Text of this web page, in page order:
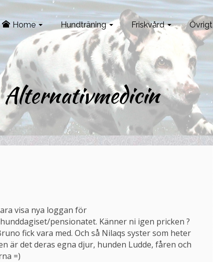
Home Hundträning Friskvård Övrigt
Alternativmedicin
visa nya loggan för
pensionatet. Känner ni igen pricken ?
fick vara med. Och så Nilaqs syster som heter
är det deras egna djur, hunden Ludde, fåren och
=)